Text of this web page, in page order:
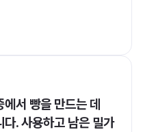
에서 빵을 만드는 데
다. 사용하고 남은 밀가